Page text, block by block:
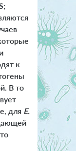
к
В то
для E.